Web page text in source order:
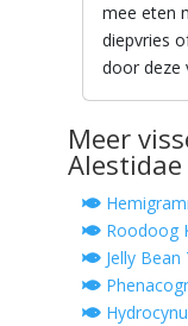
mee eten
diepvries
door deze
Meer
Alestidae
Roodoog
Jelly Bean